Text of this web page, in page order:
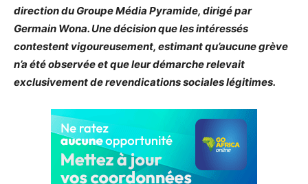
direction du Groupe Média Pyramide, dirigé par
Germain Wona. Une décision que les intéressés
contestent vigoureusement, estimant qu’aucune grève
n’a été observée et que leur démarche relevait
exclusivement de revendications sociales légitimes.